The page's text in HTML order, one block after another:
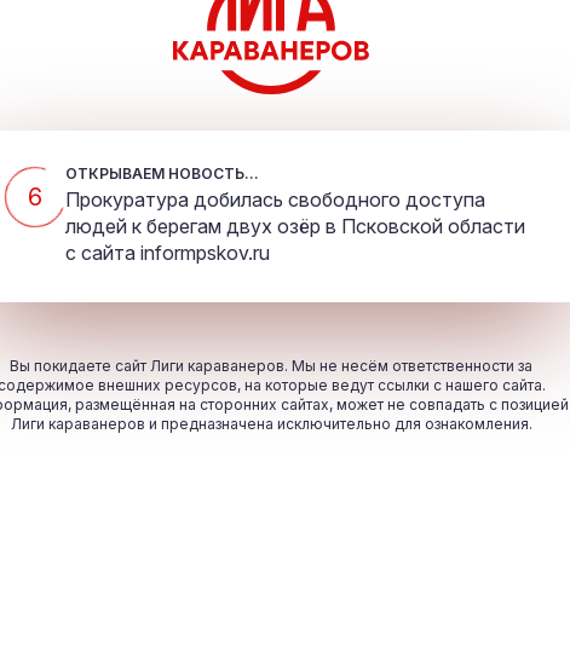
5
ОТКРЫВАЕМ НОВОСТЬ...
Прокуратура добилась свободного доступа
людей к берегам двух озёр в Псковской области
с сайта informpskov.ru
Вы покидаете сайт Лиги караванеров. Мы не несём ответственности за
внешних ресурсов, на которые ведут ссылки с нашего сайта.
размещённая на сторонних сайтах, может не совпадать с позицией
Лиги караванеров и предназначена исключительно для ознакомления.